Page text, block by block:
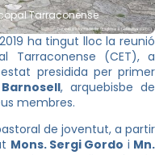
Tarraconense
ha tingut lloc la reunió
Tarraconense (CET), a
presidida per primer
, arquebisbe de
membres.
de joventut, a partir
Mons. Sergi Gordo i Mn.